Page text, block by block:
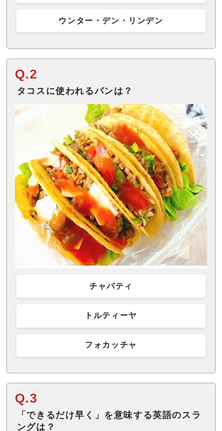
ウンター・デン・リンデン
Q.2
タコスに使われるパンは？
チャパティ
トルティーヤ
フォカッチャ
Q.3
「できるだけ早く」を意味する英語のスラ
ングは？